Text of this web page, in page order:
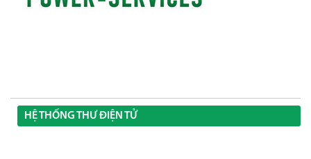
HỆ THỐNG THƯ ĐIỆN TỬ